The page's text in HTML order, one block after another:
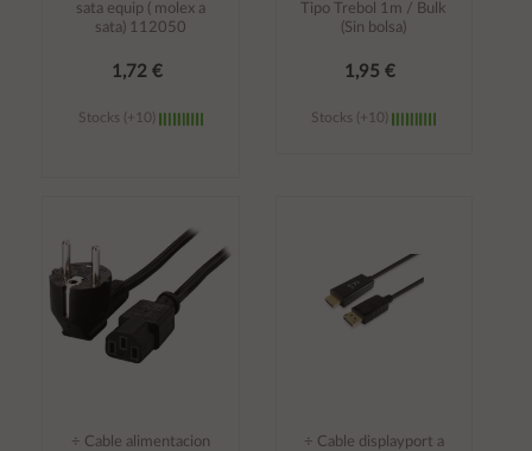
sata equip ( molex a
sata) 112050
1,72 €
Stocks (+10)
Tipo Trebol 1m / Bulk
(Sin bolsa)
1,95 €
Stocks (+10)
÷ Cable alimentacion
÷ Cable displayport a